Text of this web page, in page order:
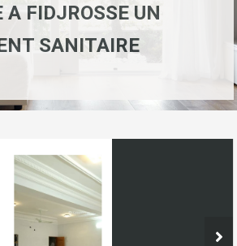
A FIDJROSSE UN
SANITAIRE